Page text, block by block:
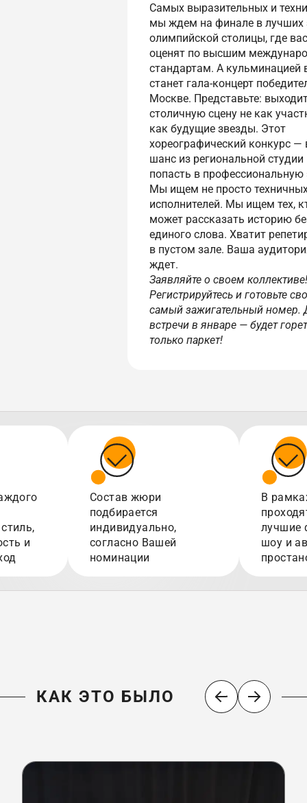
Самых выразительных и
мы ждем на финале в лучших
олимпийской столицы, где вас
оценят по высшим
стандартам. А кульминацией
станет гала-концерт
Москве. Представьте:
столичную сцену не как
как будущие звезды. Этот
хореографический конкурс —
шанс из региональной студии
попасть в профессиональную
Мы ищем не просто
исполнителей. Мы ищем тех,
может рассказать историю
единого слова. Хватит
в пустом зале. Ваша
ждет.
Заявляйте о своем коллективе!
Регистрируйтесь и готовьте
самый зажигательный номер.
встречи в январе — будет
только паркет!
и
Состав жюри
подбирается
индивидуально,
согласно Вашей
номинации
В
лучшие
шоу и
КАК ЭТО БЫЛО